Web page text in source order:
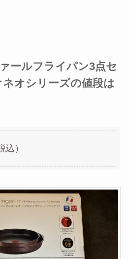
ールフライパン3点セ
オシリーズの値段は
）